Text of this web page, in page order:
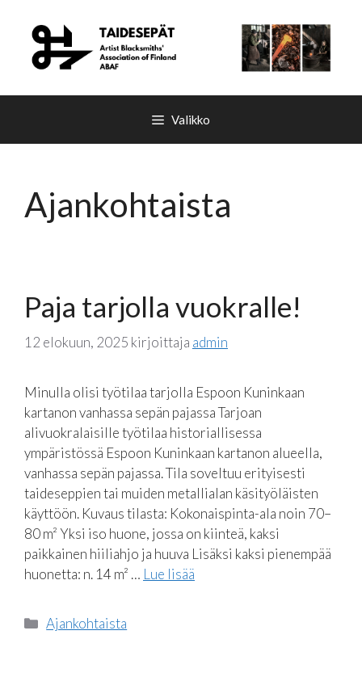
sisältöön
Valikko
Ajankohtaista
Paja tarjolla vuokralle!
12 elokuun, 2025 kirjoittaja admin
Minulla olisi työtilaa tarjolla Espoon Kuninkaan
kartanon vanhassa sepän pajassa Tarjoan
alivuokralaisille työtilaa historiallisessa
ympäristössä Espoon Kuninkaan kartanon alueella,
vanhassa sepän pajassa. Tila soveltuu erityisesti
taideseppien tai muiden metallialan käsityöläisten
käyttöön. Kuvaus tilasta: Kokonaispinta-ala noin 70–
80 m² Yksi iso huone, jossa on kiinteä, kaksi
paikkainen hiiliahjo ja huuva Lisäksi kaksi pienempää
huonetta: n. 14 m² … Lue lisää
Kategoriat
Ajankohtaista